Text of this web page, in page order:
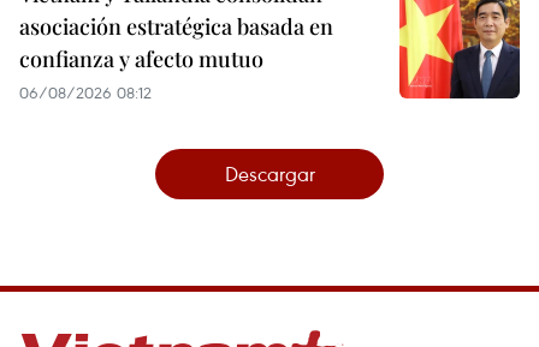
asociación estratégica basada en
confianza y afecto mutuo
06/08/2026 08:12
Descargar